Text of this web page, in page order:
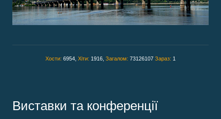
Хости: 6954, Хіти: 1916, Загалом: 73126107 Зараз: 1
Виставки та конференції